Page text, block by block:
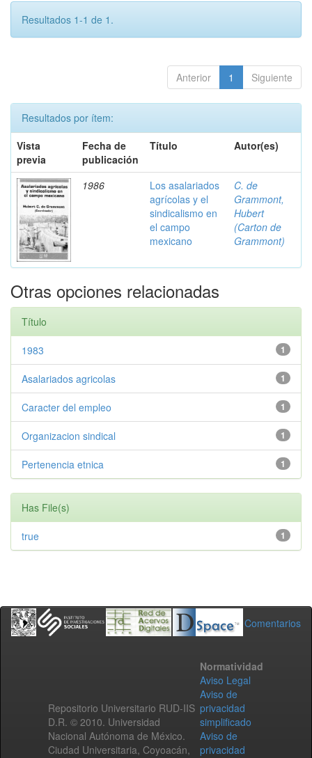
Resultados 1-1 de 1.
Anterior 1 Siguiente
Resultados por ítem:
Vista
previa
Fecha de
publicación
Título Autor(es)
1986
Los asalariados
agrícolas y el
sindicalismo en
el campo
mexicano
C. de
Grammont,
Hubert
(Carton de
Grammont)
Otras opciones relacionadas
Título
1
1983
1
Asalariados agricolas
1
Caracter del empleo
1
Organizacion sindical
1
Pertenencia etnica
Has File(s)
1
true
Comentarios
Repositorio Universitario RUD-IIS
D.R. © 2010. Universidad
Nacional Autónoma de México.
Ciudad Universitaria, Coyoacán,
Normatividad
Aviso Legal
Aviso de
privacidad
simplificado
Aviso de
privacidad